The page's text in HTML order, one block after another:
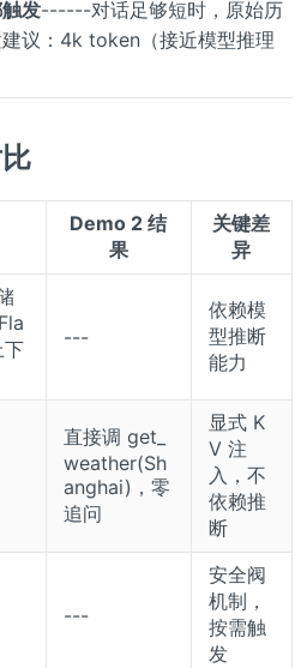
发------对话足够短时，原始历
议：4k token（接近模型推理
Demo 2 结
果
关键差
异
下
---
依赖模
型推断
能力
直接调 get_
weather(Sh
anghai)，零
追问
显式 K
V 注
入，不
依赖推
断
---
安全阀
机制，
按需触
发